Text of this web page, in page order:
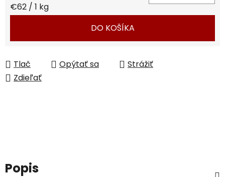
Jednotková cena:
€62 / 1 kg
DO KOŠÍKA
Tlač Opýtať sa
Strážiť
Zdieľať
Popis